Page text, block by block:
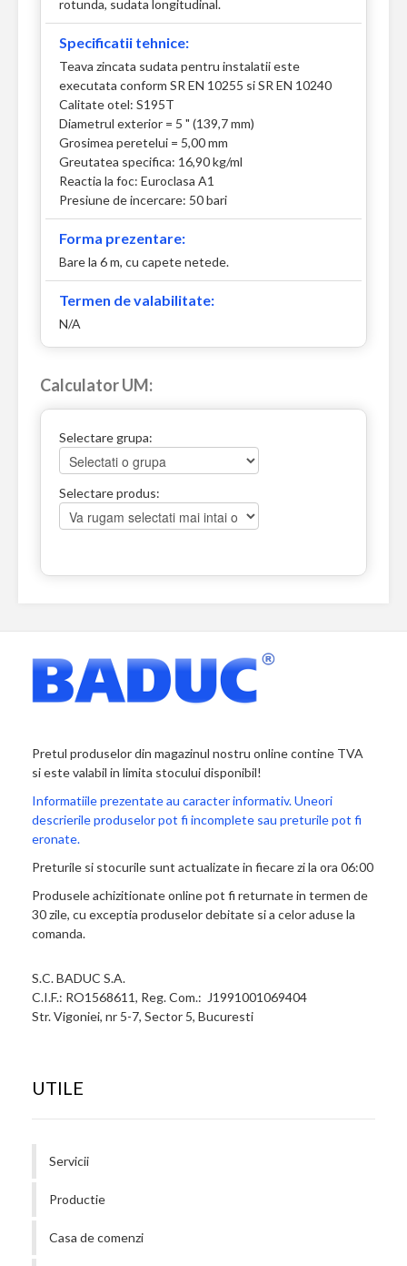
rotunda, sudata longitudinal.
Specificatii tehnice:
Teava zincata sudata pentru instalatii este
executata conform SR EN 10255 si SR EN 10240
Calitate otel: S195T
Diametrul exterior = 5 " (139,7 mm)
Grosimea peretelui = 5,00 mm
Greutatea specifica: 16,90 kg/ml
Reactia la foc: Euroclasa A1
Presiune de incercare: 50 bari
Forma prezentare:
Bare la 6 m, cu capete netede.
Termen de valabilitate:
N/A
Calculator UM:
Selectare grupa:
Selectare produs:
Pretul produselor din magazinul nostru online contine TVA
si este valabil in limita stocului disponibil!
Informatiile prezentate au caracter informativ. Uneori
descrierile produselor pot fi incomplete sau preturile pot fi
eronate.
Preturile si stocurile sunt actualizate in fiecare zi la ora 06:00
Produsele achizitionate online pot fi returnate in termen de
30 zile, cu exceptia produselor debitate si a celor aduse la
comanda.
S.C. BADUC S.A.
C.I.F.: RO1568611, Reg. Com.: J1991001069404
Str. Vigoniei, nr 5-7, Sector 5, Bucuresti
UTILE
Servicii
Productie
Casa de comenzi